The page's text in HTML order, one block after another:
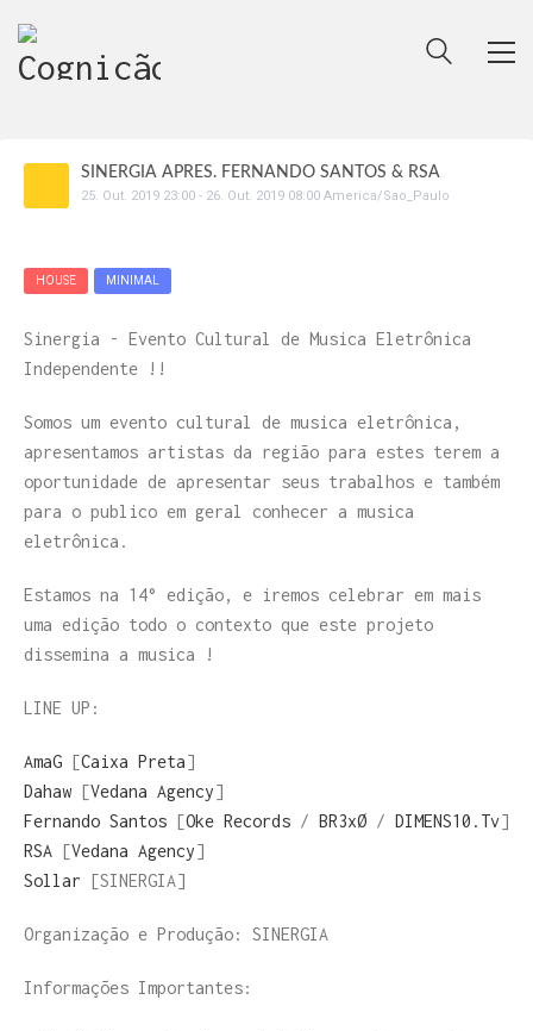
SINERGIA APRES. FERNANDO SANTOS & RSA
25. Out. 2019 23:00 - 26. Out. 2019 08:00 America/Sao_Paulo
HOUSE MINIMAL
Sinergia - Evento Cultural de Musica Eletrônica
Independente !!
Somos um evento cultural de musica eletrônica,
apresentamos artistas da região para estes terem a
oportunidade de apresentar seus trabalhos e também
para o publico em geral conhecer a musica
eletrônica.
Estamos na 14° edição, e iremos celebrar em mais
uma edição todo o contexto que este projeto
dissemina a musica !
LINE UP:
AmaG [Caixa Preta]
Dahaw [Vedana Agency]
Fernando Santos [Oke Records / BR3xØ / DIMENS10.Tv]
RSA [Vedana Agency]
Sollar [SINERGIA]
Organização e Produção: SINERGIA
Informações Importantes: